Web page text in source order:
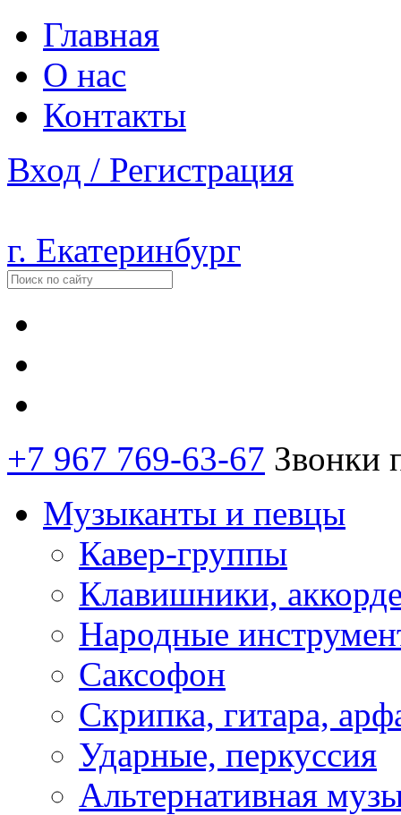
Главная
О нас
Контакты
Вход / Регистрация
г. Екатеринбург
+7 967 769-63-67 Звонки
Музыканты и певцы
Кавер-группы
Клавишники,
Народные
Саксофон
Скрипка, гитара,
Ударные, перкуссия
Альтернативная